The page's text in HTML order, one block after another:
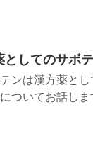
としてのサボ
ンは漢方薬と
ついてお話し